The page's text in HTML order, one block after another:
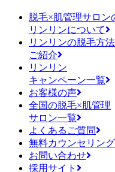
脱毛×肌管理サロン
リンリンについて
リンリンの脱毛方法
ご紹介
リンリン
キャンペーン一覧
お客様の声
全国の脱毛×肌管理
サロン一覧
よくあるご質問
無料カウンセリング
お問い合わせ
採用サイト